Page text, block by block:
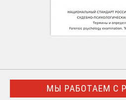
МЫ РАБОТАЕМ С